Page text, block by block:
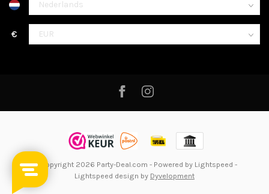
€
© Copyright 2026 Party-Deal.com - Powered by Lightspeed -
Lightspeed design by Dyvelopment